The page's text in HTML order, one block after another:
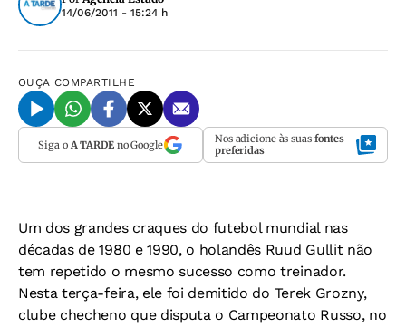
14/06/2011 - 15:24 h
OUÇA COMPARTILHE
Siga o A TARDEno Google Nos adicione às suas fontes
preferidas
Um dos grandes craques do futebol mundial nas
décadas de 1980 e 1990, o holandês Ruud Gullit não
tem repetido o mesmo sucesso como treinador.
Nesta terça-feira, ele foi demitido do Terek Grozny,
clube checheno que disputa o Campeonato Russo, no